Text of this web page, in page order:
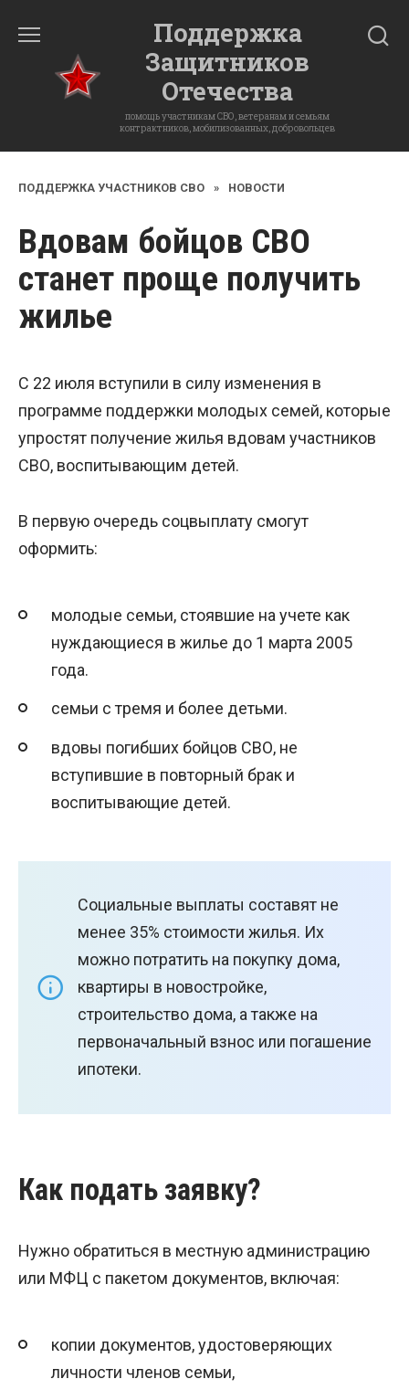
содержанию
Поддержка
Защитников
Отечества
помощь участникам СВО, ветеранам и семьям
контрактников, мобилизованных, добровольцев
ПОДДЕРЖКА УЧАСТНИКОВ СВО » НОВОСТИ
Вдовам бойцов СВО
станет проще получить
жилье
С 22 июля вступили в силу изменения в
программе поддержки молодых семей, которые
упростят получение жилья вдовам участников
СВО, воспитывающим детей.
В первую очередь соцвыплату смогут
оформить:
молодые семьи, стоявшие на учете как
нуждающиеся в жилье до 1 марта 2005
года.
семьи с тремя и более детьми.
вдовы погибших бойцов СВО, не
вступившие в повторный брак и
воспитывающие детей.
Социальные выплаты составят не
менее 35% стоимости жилья. Их
можно потратить на покупку дома,
квартиры в новостройке,
строительство дома, а также на
первоначальный взнос или погашение
ипотеки.
Как подать заявку?
Нужно обратиться в местную администрацию
или МФЦ с пакетом документов, включая:
копии документов, удостоверяющих
личности членов семьи,